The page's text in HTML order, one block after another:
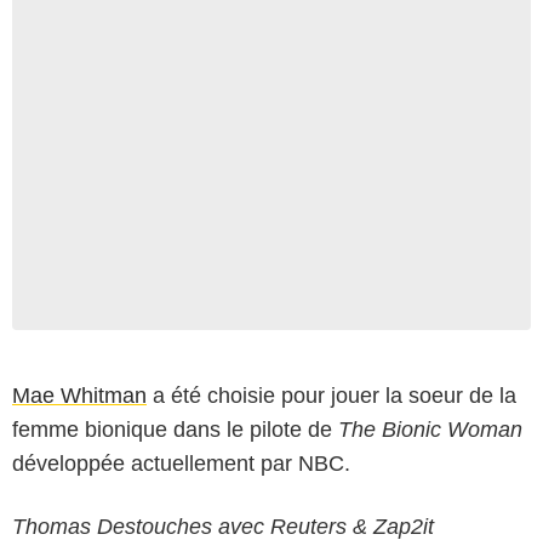
Mae Whitman a été choisie pour jouer la soeur de la
femme bionique dans le pilote de The Bionic Woman
développée actuellement par NBC.
Thomas Destouches avec Reuters & Zap2it